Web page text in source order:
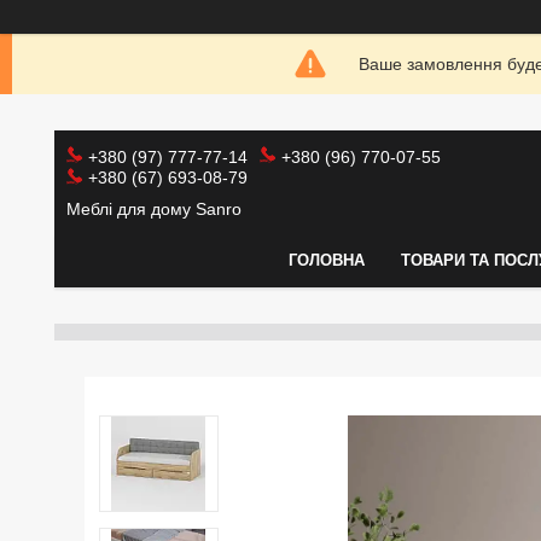
Ваше замовлення
+380 (97) 777-77-14
+380 (96) 770-07-55
+380 (67) 693-08-79
Меблі для дому Sanro
ГОЛОВНА ТОВАРИ ТА